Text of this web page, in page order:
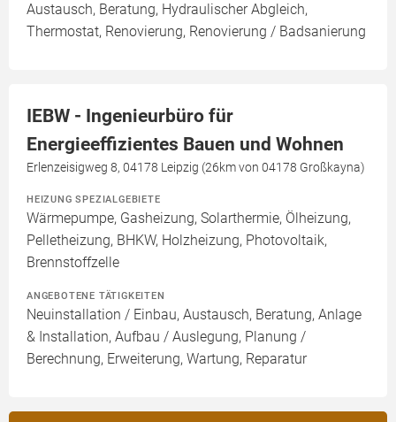
Austausch, Beratung, Hydraulischer Abgleich,
Thermostat, Renovierung, Renovierung / Badsanierung
IEBW - Ingenieurbüro für
Energieeffizientes Bauen und Wohnen
Erlenzeisigweg 8, 04178 Leipzig (26km von 04178 Großkayna)
HEIZUNG SPEZIALGEBIETE
Wärmepumpe, Gasheizung, Solarthermie, Ölheizung,
Pelletheizung, BHKW, Holzheizung, Photovoltaik,
Brennstoffzelle
ANGEBOTENE TÄTIGKEITEN
Neuinstallation / Einbau, Austausch, Beratung, Anlage
& Installation, Aufbau / Auslegung, Planung /
Berechnung, Erweiterung, Wartung, Reparatur